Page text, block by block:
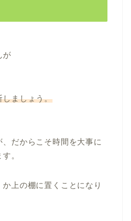
が
しましょう。
だからこそ時間を大事に
。
上の棚に置くことになり